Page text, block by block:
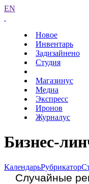
EN
Новое
Инвентарь
Задизайнено
Студия
Магазинус
Медиа
Экспресс
Иронов
Журналус
Бизнес-
КалендарьРубрикатор
Случайные